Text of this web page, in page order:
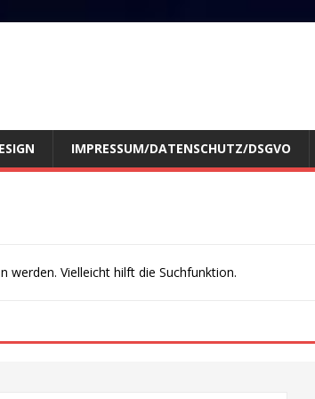
IMPRESSUM/DATENSCHUTZ/DSGVO
werden. Vielleicht hilft die Suchfunktion.